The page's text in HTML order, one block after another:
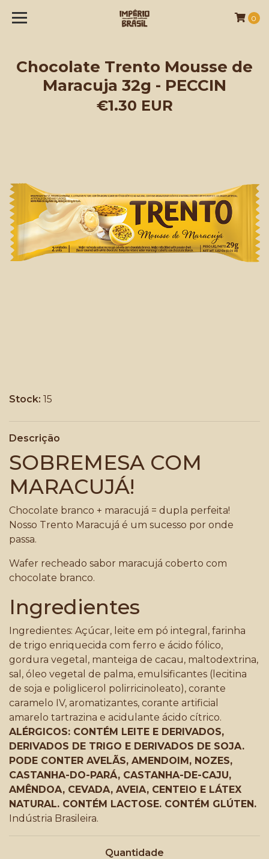
0
Chocolate Trento Mousse de
Maracuja 32g - PECCIN
€1.30 EUR
Stock: 15
Descrição
SOBREMESA COM
MARACUJÁ!
Chocolate branco + maracujá = dupla perfeita!
Nosso Trento Maracujá é um sucesso por onde
passa.
Wafer recheado sabor maracujá coberto com
chocolate branco.
Ingredientes
Ingredientes: Açúcar, leite em pó integral, farinha
de trigo enriquecida com ferro e ácido fólico,
gordura vegetal, manteiga de cacau, maltodextrina,
sal, óleo vegetal de palma, emulsificantes (lecitina
de soja e poliglicerol polirricinoleato), corante
caramelo IV, aromatizantes, corante artificial
amarelo tartrazina e acidulante ácido cítrico.
ALÉRGICOS: CONTÉM LEITE E DERIVADOS,
DERIVADOS DE TRIGO E DERIVADOS DE SOJA.
PODE CONTER AVELÃS, AMENDOIM, NOZES,
CASTANHA-DO-PARÁ, CASTANHA-DE-CAJU,
AMÊNDOA, CEVADA, AVEIA, CENTEIO E LÁTEX
NATURAL. CONTÉM LACTOSE. CONTÉM GLÚTEN.
Indústria Brasileira.
Quantidade